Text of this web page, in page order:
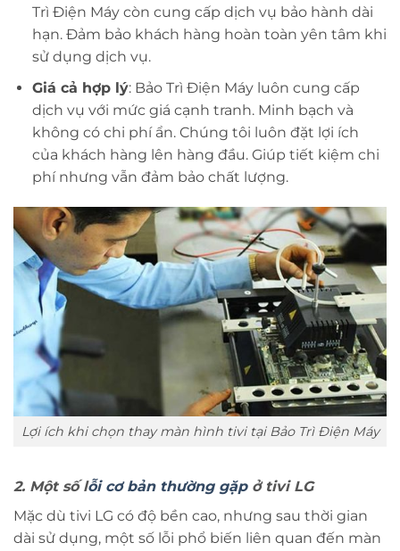
Trì Điện Máy còn cung cấp dịch vụ bảo hành dài
hạn. Đảm bảo khách hàng hoàn toàn yên tâm khi
sử dụng dịch vụ.
Giá cả hợp lý: Bảo Trì Điện Máy luôn cung cấp
dịch vụ với mức giá cạnh tranh. Minh bạch và
không có chi phí ẩn. Chúng tôi luôn đặt lợi ích
của khách hàng lên hàng đầu. Giúp tiết kiệm chi
phí nhưng vẫn đảm bảo chất lượng.
Lợi ích khi chọn thay màn hình tivi tại Bảo Trì Điện Máy
2. Một số lỗi cơ bản thường gặpở tivi LG
Mặc dù tivi LG có độ bền cao, nhưng sau thời gian
dài sử dụng, một số lỗi phổ biến liên quan đến màn